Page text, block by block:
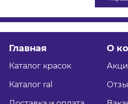
Главная
Каталог красок
Каталог ral
О